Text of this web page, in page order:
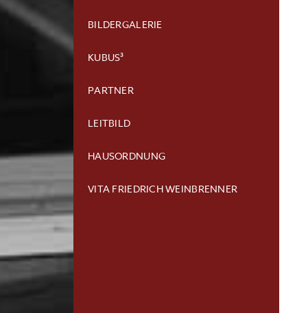
BILDERGALERIE
KUBUS³
PARTNER
LEITBILD
HAUSORDNUNG
VITA FRIEDRICH WEINBRENNER